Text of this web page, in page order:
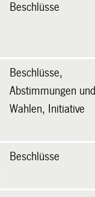
Beschlüsse
Beschlüsse,
Abstimmungen und
Wahlen, Initiative
Beschlüsse